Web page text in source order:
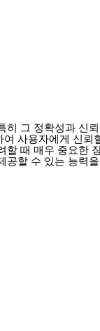
히 그 정확성과 신
사용자에게 신뢰
할 때 매우 중요한
공할 수 있는 능력